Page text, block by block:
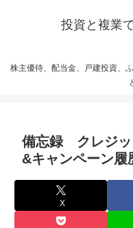
投資と複業
株主優待、配当金、戸建投資、
備忘録 クレジ
&キャンペーン履
X